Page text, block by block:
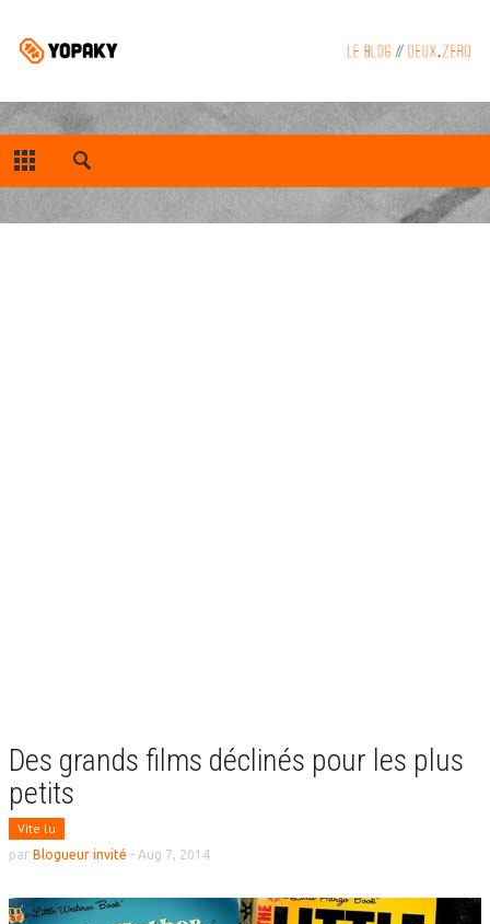
Des grands films déclinés pour les plus
petits
Vite lu
par Blogueur invité - Aug 7, 2014